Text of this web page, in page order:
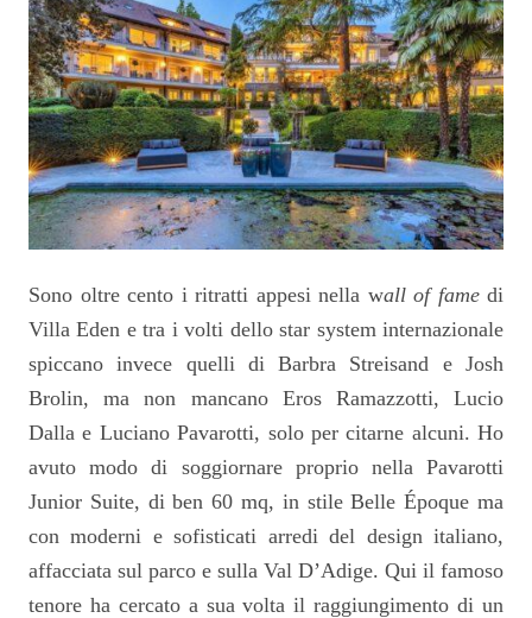
Sono oltre cento i ritratti appesi nella wall of famedi
Villa Eden e tra i volti dello star system internazionale
spiccano invece quelli di Barbra Streisand e Josh
Brolin, ma non mancano Eros Ramazzotti, Lucio
Dalla e Luciano Pavarotti, solo per citarne alcuni. Ho
avuto modo di soggiornare proprio nella
Pavarotti
Junior Suite, di ben 60 mq, in stile Belle Époque ma
con moderni e sofisticati arredi del design italiano,
affacciata sul parco e sulla Val D’Adige. Qui il famoso
tenore ha cercato a sua volta il raggiungimento di un